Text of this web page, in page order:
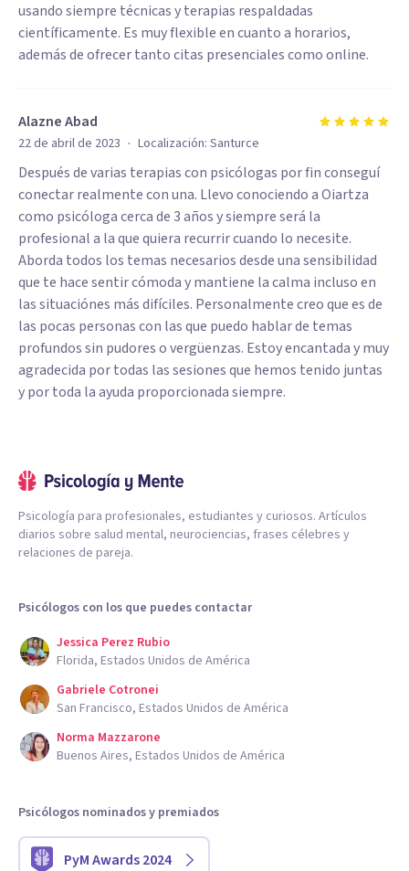
usando siempre técnicas y terapias respaldadas
científicamente. Es muy flexible en cuanto a horarios,
además de ofrecer tanto citas presenciales como online.
Alazne Abad
22 de abril de 2023 · Localización: Santurce
Después de varias terapias con psicólogas por fin conseguí
conectar realmente con una. Llevo conociendo a Oiartza
como psicóloga cerca de 3 años y siempre será la
profesional a la que quiera recurrir cuando lo necesite.
Aborda todos los temas necesarios desde una sensibilidad
que te hace sentir cómoda y mantiene la calma incluso en
las situaciónes más difíciles. Personalmente creo que es de
las pocas personas con las que puedo hablar de temas
profundos sin pudores o vergüenzas. Estoy encantada y muy
agradecida por todas las sesiones que hemos tenido juntas
y por toda la ayuda proporcionada siempre.
Psicología para profesionales, estudiantes y curiosos. Artículos
diarios sobre salud mental, neurociencias, frases célebres y
relaciones de pareja.
Psicólogos con los que puedes contactar
Jessica Perez Rubio
Florida, Estados Unidos de América
Gabriele Cotronei
San Francisco, Estados Unidos de América
Norma Mazzarone
Buenos Aires, Estados Unidos de América
Psicólogos nominados y premiados
PyM Awards 2024